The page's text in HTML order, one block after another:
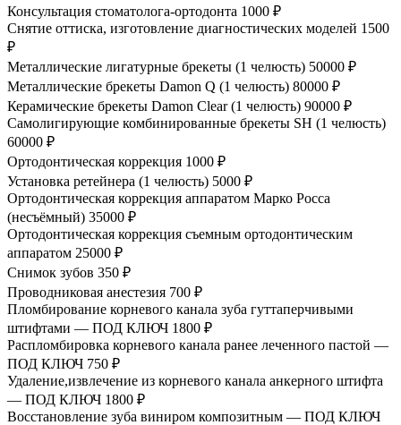
Консультация стоматолога-ортодонта 1000 ₽
Снятие оттиска, изготовление диагностических моделей 1500
₽
Металлические лигатурные брекеты (1 челюсть) 50000 ₽
Металлические брекеты Damon Q (1 челюсть) 80000 ₽
Керамические брекеты Damon Clear (1 челюсть) 90000 ₽
Самолигирующие комбинированные брекеты SH (1 челюсть)
60000 ₽
Ортодонтическая коррекция 1000 ₽
Установка ретейнера (1 челюсть) 5000 ₽
Ортодонтическая коррекция аппаратом Марко Росса
(несъёмный) 35000 ₽
Ортодонтическая коррекция съемным ортодонтическим
аппаратом 25000 ₽
Снимок зубов 350 ₽
Проводниковая анестезия 700 ₽
Пломбирование корневого канала зуба гуттаперчивыми
штифтами — ПОД КЛЮЧ 1800 ₽
Распломбировка корневого канала ранее леченного пастой —
ПОД КЛЮЧ 750 ₽
Удаление,извлечение из корневого канала анкерного штифта
— ПОД КЛЮЧ 1800 ₽
Восстановление зуба виниром композитным — ПОД КЛЮЧ